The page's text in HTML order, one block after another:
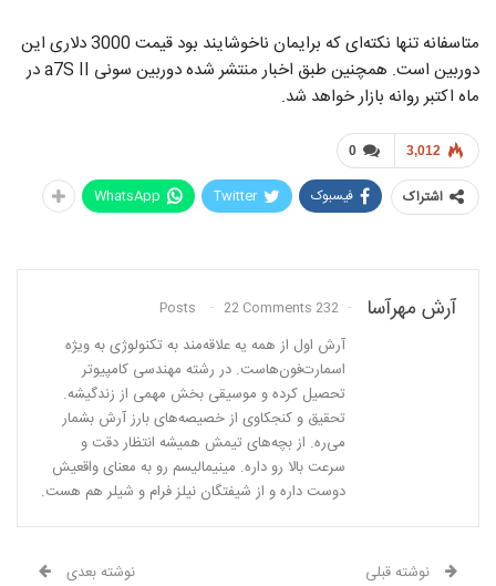
متاسفانه تنها نکته‌ای که برایمان ناخوشایند بود قیمت 3000 دلاری این
دوربین است. همچنین طبق اخبار منتشر شده دوربین سونی a7S II در
ماه اکتبر روانه بازار خواهد شد.
0 3,012
اشتراک فیسبوک Twitter
WhatsApp
آرش مهرآسا 232 Posts
22 Comments
آرش اول از همه یه علاقه‌مند به تکنولوژی به ویژه
اسمارت‌فون‌هاست. در رشته مهندسی کامپیوتر
تحصیل کرده و موسیقی بخش مهمی از زندگیشه.
تحقیق و کنجکاوی از خصیصه‌های بارز آرش بشمار
می‌ره. از بچه‌های تیمش همیشه انتظار دقت و
سرعت بالا رو داره. مینیمالیسم رو به معنای واقعیش
دوست داره و از شیفتگان نیلز فرام و شیلر هم هست.
نوشته قبلی نوشته بعدی